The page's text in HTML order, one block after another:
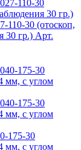
110-30 (отоскоп,
30 гр.) Арт.
175-30
мм, с углом